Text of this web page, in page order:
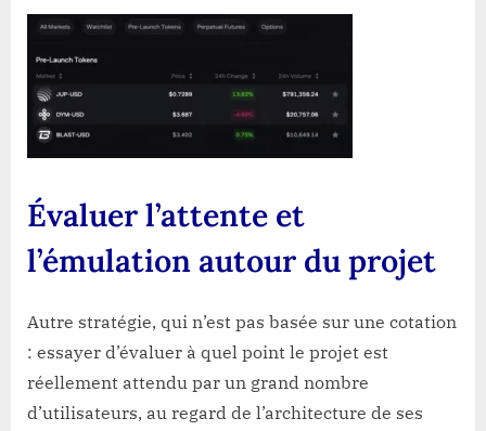
Évaluer l’attente et
l’émulation autour du projet
Autre stratégie, qui n’est pas basée sur une cotation
: essayer d’évaluer à quel point le projet est
réellement attendu par un grand nombre
d’utilisateurs, au regard de l’architecture de ses